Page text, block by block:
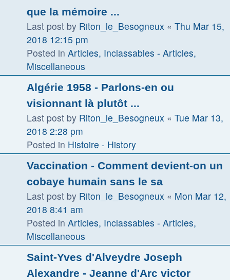
que la mémoire ...
Last post by Riton_le_Besogneux « Thu Mar 15,
2018 12:15 pm
Posted in Articles, Inclassables - Articles,
Miscellaneous
Algérie 1958 - Parlons-en ou
visionnant là plutôt ...
Last post by Riton_le_Besogneux « Tue Mar 13,
2018 2:28 pm
Posted in Histoire - History
Vaccination - Comment devient-on un
cobaye humain sans le sa
Last post by Riton_le_Besogneux « Mon Mar 12,
2018 8:41 am
Posted in Articles, Inclassables - Articles,
Miscellaneous
Saint-Yves d'Alveydre Joseph
Alexandre - Jeanne d'Arc victor